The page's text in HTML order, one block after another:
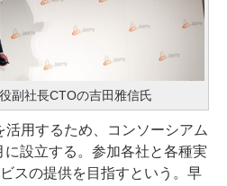
副社長CTOの吉田雅信氏
用するため、コンソーシアム
に設立する。参加各社と各種実
スの提供を目指すという。早